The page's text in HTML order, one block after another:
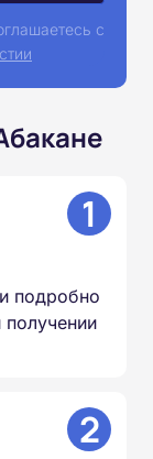
с
1
подробно
2